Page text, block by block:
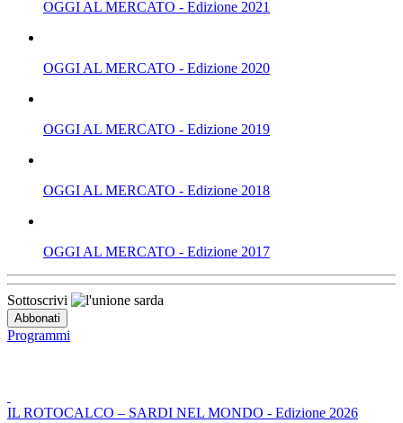
OGGI AL MERCATO - Edizione 2021
OGGI AL MERCATO - Edizione 2020
OGGI AL MERCATO - Edizione 2019
OGGI AL MERCATO - Edizione 2018
OGGI AL MERCATO - Edizione 2017
Sottoscrivi
Programmi
IL ROTOCALCO – SARDI NEL MONDO - Edizione 2026